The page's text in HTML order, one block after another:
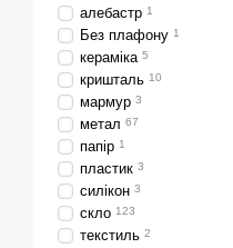
алебастр 1
Без плафону 1
кераміка 5
кришталь 10
мармур 3
метал 67
папір 1
пластик 3
силікон 3
скло 123
текстиль 2